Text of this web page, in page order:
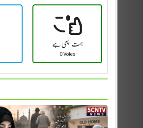
بہت اچھی ہے
0 Votes